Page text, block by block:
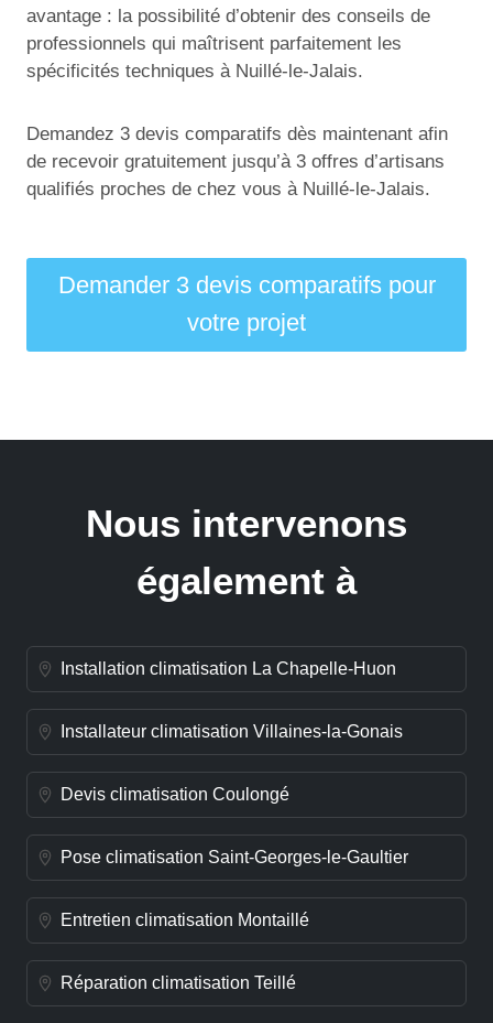
avantage : la possibilité d’obtenir des conseils de
professionnels qui maîtrisent parfaitement les
spécificités techniques à Nuillé-le-Jalais.
Demandez 3 devis comparatifs dès maintenant afin
de recevoir gratuitement jusqu’à 3 offres d’artisans
qualifiés proches de chez vous à Nuillé-le-Jalais.
Demander 3 devis comparatifs pour
votre projet
Nous intervenons
également à
Installation climatisation La Chapelle-Huon
Installateur climatisation Villaines-la-Gonais
Devis climatisation Coulongé
Pose climatisation Saint-Georges-le-Gaultier
Entretien climatisation Montaillé
Réparation climatisation Teillé